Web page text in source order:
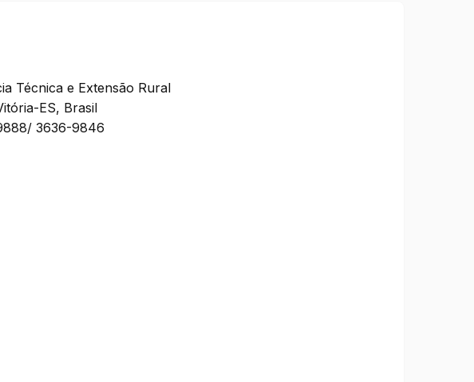
Técnica e Extensão Rural
ES, Brasil
3636-9846